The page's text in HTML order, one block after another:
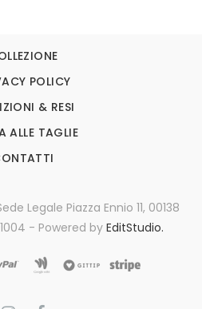
POLICY
& RESI
ALLE TAGLIE
Legale Piazza Ennio 11, 00138
- Powered by EditStudio.